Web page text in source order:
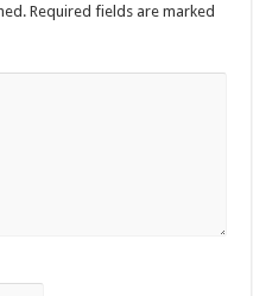
Required fields are marked